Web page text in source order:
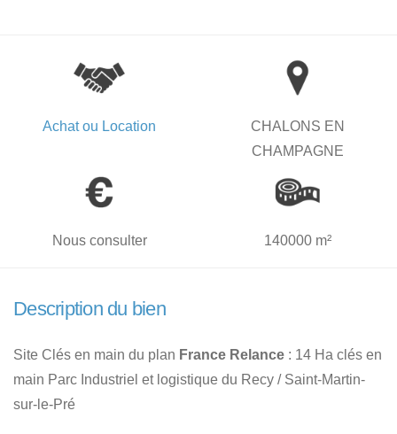
Achat ou Location
CHALONS EN
CHAMPAGNE
Nous consulter 140000 m²
Description du bien
Site Clés en main du plan France Relance : 14 Ha clés en
main Parc Industriel et logistique du Recy / Saint-Martin-
sur-le-Pré